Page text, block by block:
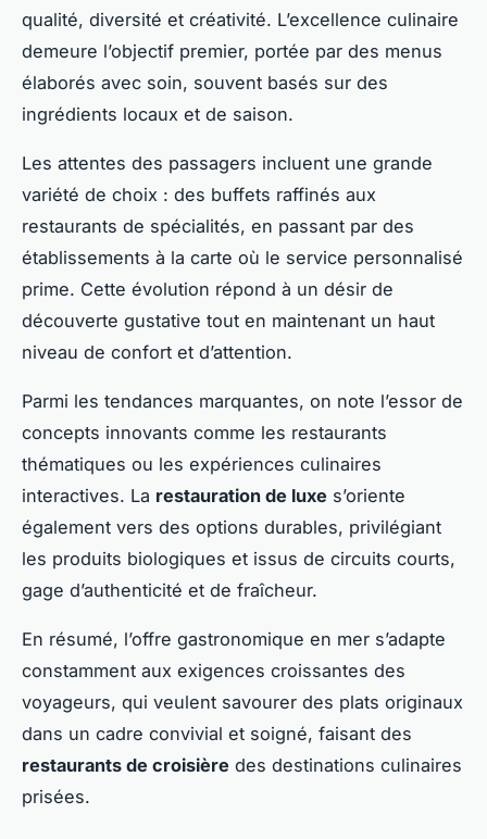
qualité, diversité et créativité. L’excellence culinaire
demeure l’objectif premier, portée par des menus
élaborés avec soin, souvent basés sur des
ingrédients locaux et de saison.
Les attentes des passagers incluent une grande
variété de choix : des buffets raffinés aux
restaurants de spécialités, en passant par des
établissements à la carte où le service personnalisé
prime. Cette évolution répond à un désir de
découverte gustative tout en maintenant un haut
niveau de confort et d’attention.
Parmi les tendances marquantes, on note l’essor de
concepts innovants comme les restaurants
thématiques ou les expériences culinaires
interactives. La restauration de luxe s’oriente
également vers des options durables, privilégiant
les produits biologiques et issus de circuits courts,
gage d’authenticité et de fraîcheur.
En résumé, l’offre gastronomique en mer s’adapte
constamment aux exigences croissantes des
voyageurs, qui veulent savourer des plats originaux
dans un cadre convivial et soigné, faisant des
restaurants de croisière des destinations culinaires
prisées.